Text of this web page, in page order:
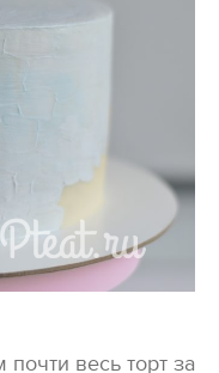
весь торт за